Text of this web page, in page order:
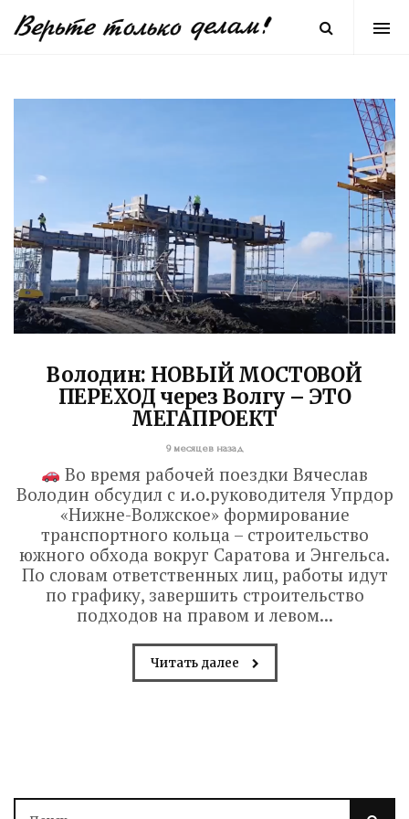
Володин: НОВЫЙ МОСТОВОЙ
ПЕРЕХОД через Волгу – ЭТО
МЕГАПРОЕКТ
9 месяцев назад
Во время рабочей поездки Вячеслав
Володин обсудил с и.о.руководителя Упрдор
«Нижне-Волжское» формирование
транспортного кольца – строительство
южного обхода вокруг Саратова и Энгельса.
По словам ответственных лиц, работы идут
по графику, завершить строительство
подходов на правом и левом...
Читать далее